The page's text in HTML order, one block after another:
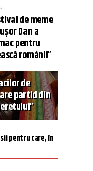
de meme
Dan a
pentru
românii”
de
partid din
pentru care, în